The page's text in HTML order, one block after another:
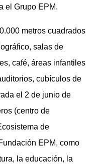
el Grupo EPM.
metros cuadrados
salas de
café, áreas infantiles
cubículos de
el 2 de junio de
(centro de
de
EPM, como
la educación, la